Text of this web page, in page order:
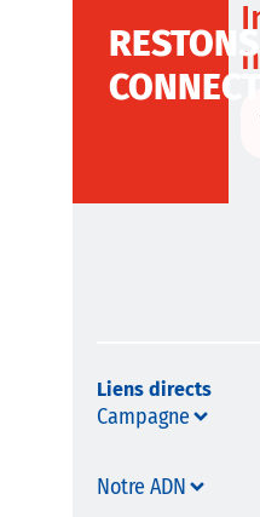
RESTONS
Liens directs
Campagne
Notre ADN